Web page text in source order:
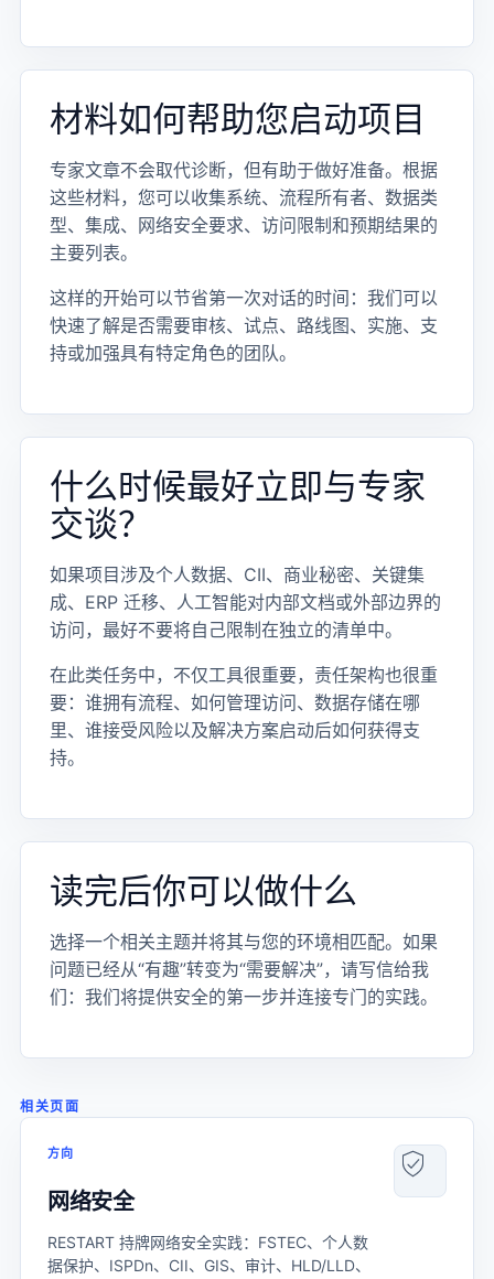
材料如何帮助您启动项目
专家文章不会取代诊断，但有助于做好准备。根据
这些材料，您可以收集系统、流程所有者、数据类
型、集成、网络安全要求、访问限制和预期结果的
主要列表。
这样的开始可以节省第一次对话的时间：我们可以
快速了解是否需要审核、试点、路线图、实施、支
持或加强具有特定角色的团队。
什么时候最好立即与专家
交谈？
如果项目涉及个人数据、CII、商业秘密、关键集
成、ERP 迁移、人工智能对内部文档或外部边界的
访问，最好不要将自己限制在独立的清单中。
在此类任务中，不仅工具很重要，责任架构也很重
要：谁拥有流程、如何管理访问、数据存储在哪
里、谁接受风险以及解决方案启动后如何获得支
持。
读完后你可以做什么
选择一个相关主题并将其与您的环境相匹配。如果
问题已经从“有趣”转变为“需要解决”，请写信给我
们：我们将提供安全的第一步并连接专门的实践。
相关页面
方向
网络安全
RESTART 持牌网络安全实践：FSTEC、个人数
据保护、ISPDn、CII、GIS、审计、HLD/LLD、